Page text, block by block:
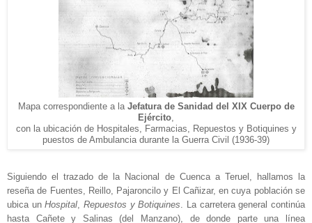
Mapa correspondiente a la Jefatura de Sanidad del XIX Cuerpo de
Ejército,
con la ubicación de Hospitales, Farmacias, Repuestos y Botiquines y
puestos de Ambulanciadurante la Guerra Civil (1936-39)
Siguiendo el trazado de la Nacional de Cuenca a Teruel, hallamos la
reseña de Fuentes, Reillo, Pajaroncilo y El Cañizar, en cuya población se
ubica unHospital,Repuestos y Botiquines. La carretera general continúa
hasta Cañete y Salinas (del Manzano), de donde parte una línea